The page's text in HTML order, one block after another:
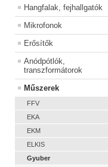
Hangfalak, fejhallgatók
Mikrofonok
Erősítők
Anódpótlók,
transzformátorok
Műszerek
FFV
EKA
EKM
ELKIS
Gyuber